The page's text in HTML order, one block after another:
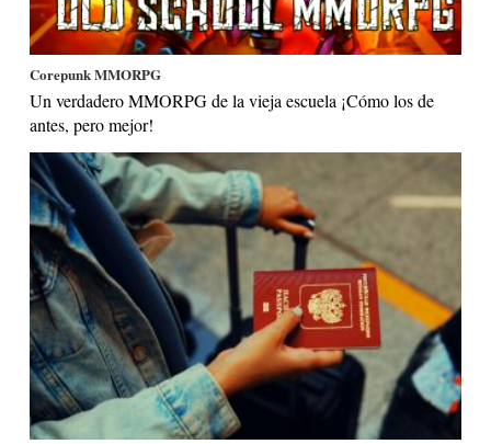
Corepunk MMORPG
Un verdadero MMORPG de la vieja escuela ¡Cómo los de
antes, pero mejor!